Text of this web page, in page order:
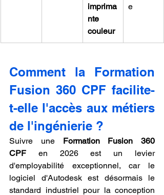
imprima
nte
couleur
e
Comment la Formation
Fusion 360 CPF facilite-
t-elle l'accès aux métiers
de l'ingénierie ?
Suivre une Formation Fusion 360
CPF en 2026 est un levier
d'employabilité exceptionnel, car le
logiciel d'Autodesk est désormais le
standard industriel pour la conception